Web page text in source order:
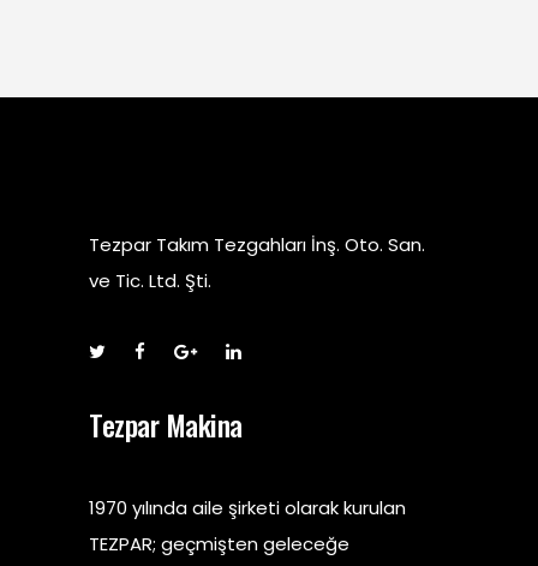
Tezpar Takım Tezgahları İnş. Oto. San.
ve Tic. Ltd. Şti.
Tezpar Makina
1970 yılında aile şirketi olarak kurulan
TEZPAR; geçmişten geleceğe